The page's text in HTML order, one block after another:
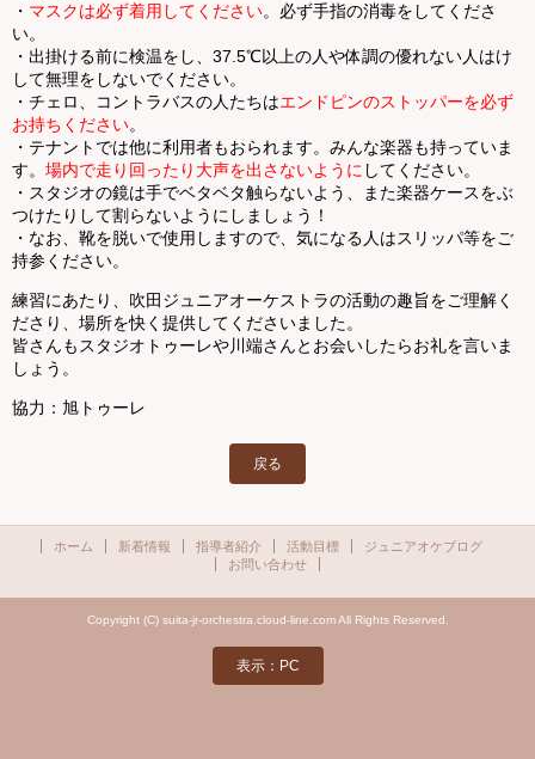
・ マスクは必ず着用してください。必ず手指の消毒をしてくださ
い。
・出掛ける前に検温をし、37.5℃以上の人や体調の優れない人はけ
して無理をしないでください。
・チェロ、コントラバスの人たちはエンドピンのストッパーを必ず
お持ちください。
・テナントでは他に利用者もおられます。みんな楽器も持っていま
す。 場内で走り回ったり大声を出さないように してください。
・スタジオの鏡は手でベタベタ触らないよう、また楽器ケースをぶ
つけたりして割らないようにしましょう！
・なお、靴を脱いで使用しますので、気になる人はスリッパ等をご
持参ください。
練習にあたり、吹田ジュニアオーケストラの活動の趣旨をご理解く
ださり、場所を快く提供してくださいました。
皆さんもスタジオトゥーレや川端さんとお会いしたらお礼を言いま
しょう。
協力：旭トゥーレ
戻る
ホーム 新着情報 指導者紹介 活動目標
ジュニアオケブログ
お問い合わせ
Copyright (C) suita-jr-orchestra.cloud-line.com All Rights Reserved.
表示：PC